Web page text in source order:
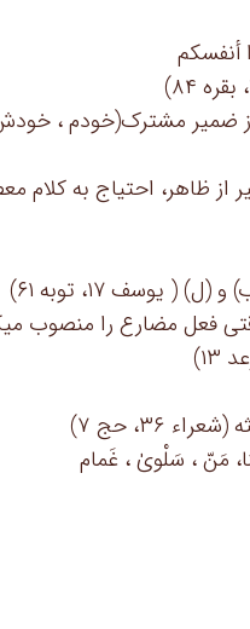
أنفسکم
از ضمیر مشترک(خودم ،
از ظاهر، احتیاج به کلام
( یوسف ۱۷، توبه ۶۱)
فعل مضارع را منصوب
۳۶، حج ۷)
مَنّ ، سَلْویٰ ، غَمام